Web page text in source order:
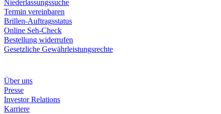
Niederlassungssuche
Termin vereinbaren
Brillen-Auftragsstatus
Online Seh-Check
Bestellung widerrufen
Gesetzliche Gewährleistungsrechte
Über uns
Presse
Investor Relations
Karriere